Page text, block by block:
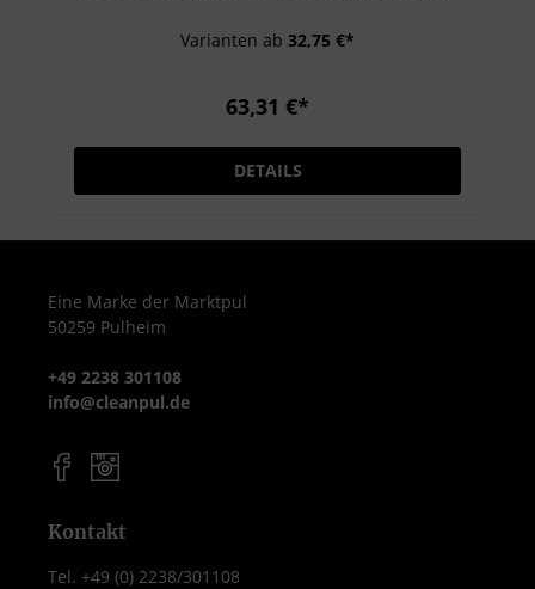
Trocknung des Geschirrs ist wirtschaftlich,
Benetzungsvermögen aus und besitzt eine
Varianten ab 32,75 €*
63,31 €*
DETAILS
Eine Marke der Marktpul
50259 Pulheim
+49 2238 301108
info@cleanpul.de
Kontakt
Tel. +49 (0) 2238/301108